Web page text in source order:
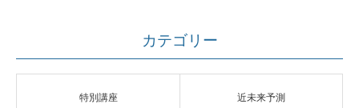
カテゴリー
特別講座 近未来予測